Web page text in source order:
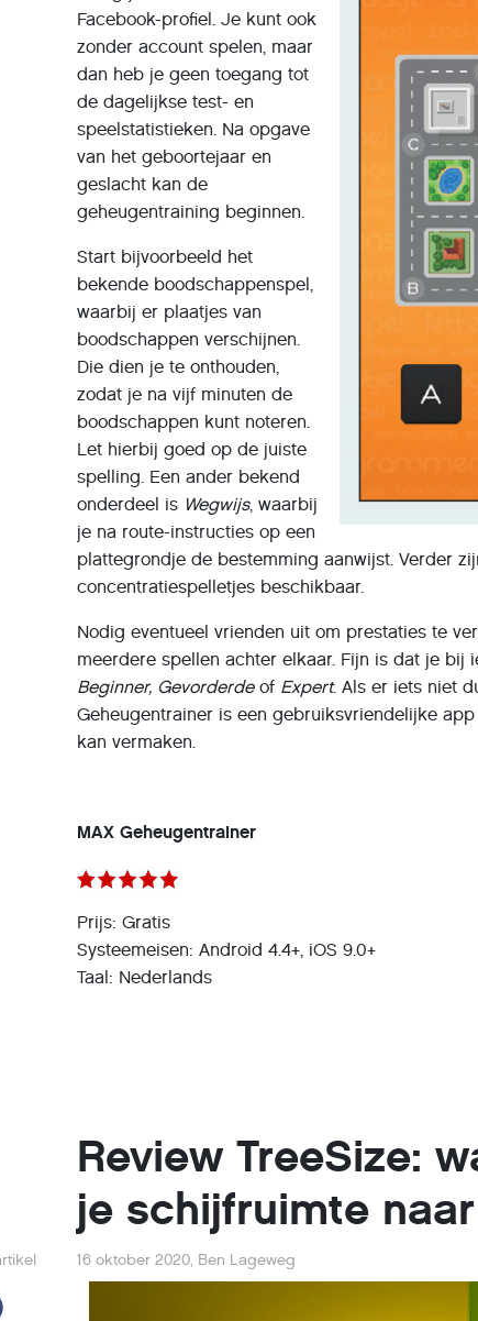
Facebook-profiel. Je kunt ook
zonder account spelen, maar
dan heb je geen toegang tot
de dagelijkse test- en
speelstatistieken. Na opgave
van het geboortejaar en
geslacht kan de
geheugentraining beginnen.
Start bijvoorbeeld het
bekende boodschappenspel,
waarbij er plaatjes van
boodschappen verschijnen.
Die dien je te onthouden,
zodat je na vijf minuten de
boodschappen kunt noteren.
Let hierbij goed op de juiste
spelling. Een ander bekend
onderdeel is Wegwijs, waarbij
je na route-instructies op een
plattegrondje de bestemming aanwijst. Verder
concentratiespelletjes beschikbaar.
Nodig eventueel vrienden uit om prestaties te
meerdere spellen achter elkaar. Fijn is dat je bij
Beginner, Gevorderdeof Expert. Als er iets niet
Geheugentrainer is een gebruiksvriendelijke
kan vermaken.
MAX Geheugentrainer
Prijs: Gratis
Systeemeisen: Android 4.4+, iOS 9.0+
Taal: Nederlands
Review TreeSize:
je schijfruimte
16 oktober 2020, Ben Lageweg